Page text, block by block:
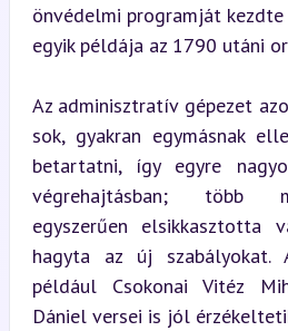
önvédelmi programját
egyik példája az 1790 utáni
Az adminisztratív gépezet
sok, gyakran egymásnak
betartatni, így egyre
végrehajtásban; több
egyszerűen elsikkasztotta
hagyta az új szabályokat.
például Csokonai Vitéz
Dániel versei is jól